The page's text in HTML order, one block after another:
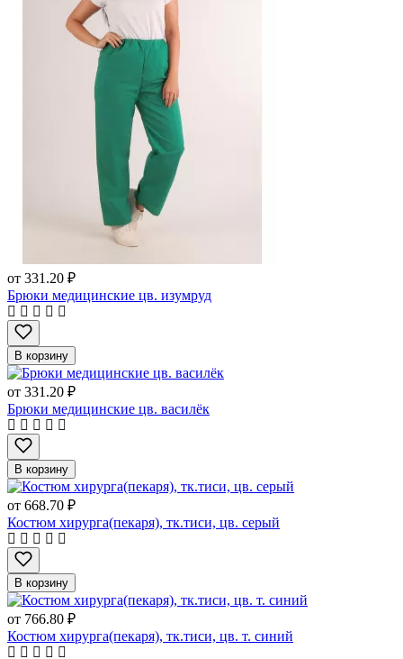
от 331.20 ₽
Брюки медицинские цв. изумруд
В корзину
от 331.20 ₽
Брюки медицинские цв. василёк
В корзину
от 668.70 ₽
Костюм хирурга(пекаря), тк.тиси, цв. серый
В корзину
от 766.80 ₽
Костюм хирурга(пекаря), тк.тиси, цв. т. синий